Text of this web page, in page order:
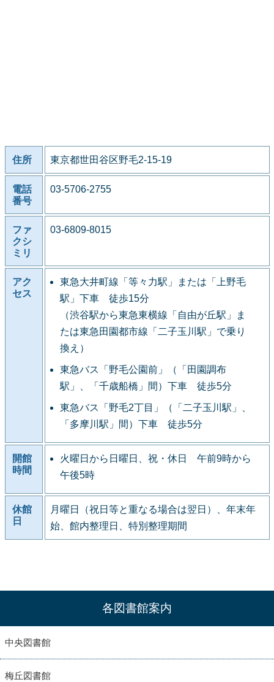
住所 東京都世田谷区野毛2-15-19
電話
番号
03-5706-2755
ファ
クシ
ミリ
03-6809-8015
アク
セス
東急大井町線「等々力駅」または「上野毛
駅」下車 徒歩15分
（渋谷駅から東急東横線「自由が丘駅」ま
たは東急田園都市線「二子玉川駅」で乗り
換え）
東急バス「野毛公園前」（「田園調布
駅」、「千歳船橋」間）下車 徒歩5分
東急バス「野毛2丁目」（「二子玉川駅」、
「多摩川駅」間）下車 徒歩5分
開館
時間
火曜日から日曜日、祝・休日 午前9時から
午後5時
休館
日
月曜日（祝日等と重なる場合は翌日）、年末年
始、館内整理日、特別整理期間
各図書館案内
中央図書館
梅丘図書館